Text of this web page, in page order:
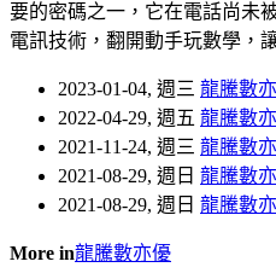
要的密碼之一，它在電話尚未
電訊技術，翻開動手玩數學，
2023-01-04, 週三 龍騰數
2022-04-29, 週五 龍騰數
2021-11-24, 週三 龍騰數
2021-08-29, 週日 龍騰數
2021-08-29, 週日 龍騰數
More in龍騰數亦優